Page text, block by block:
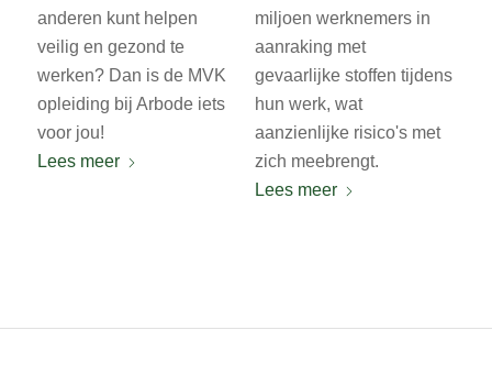
anderen kunt helpen
veilig en gezond te
werken? Dan is de MVK
opleiding bij Arbode iets
voor jou!
Lees meer
miljoen werknemers in
aanraking met
gevaarlijke stoffen tijdens
hun werk, wat
aanzienlijke risico's met
zich meebrengt.
Lees meer